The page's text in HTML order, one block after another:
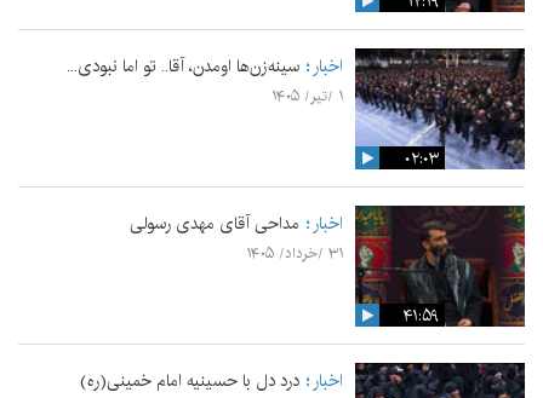
۰۲:۰۳
اخبار سینه‌زن‌ها اومدن،‌ آقا.. تو اما نبودی...
۱ /تیر/ ۱۴۰۵
۴۱:۵۹
اخبار مداحی آقای مهدی رسولی
۳۱ /خرداد/ ۱۴۰۵
اخبار درد دل با حسینیه امام خمینی(ره)